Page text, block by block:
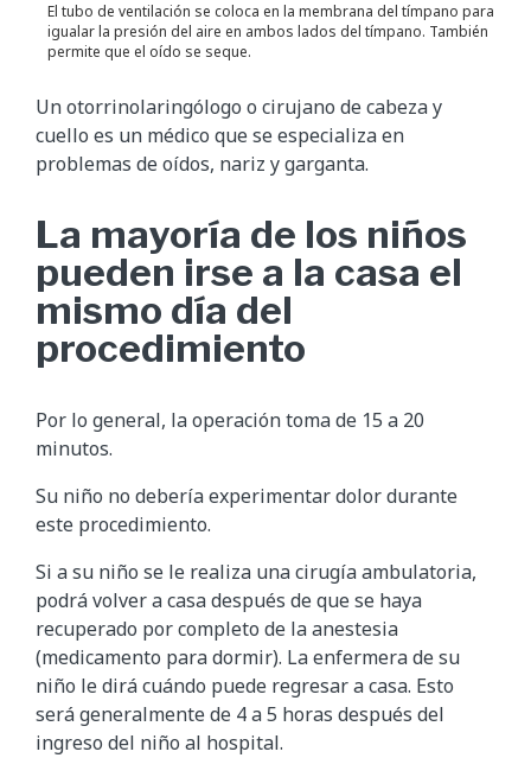
El tubo de ventilación se coloca en la membrana del tímpano para
igualar la presión del aire en ambos lados del tímpano. También
permite que el oído se seque.
Un otorrinolaringólogo o cirujano de cabeza y
cuello es un médico que se especializa en
problemas de oídos, nariz y garganta.
La mayoría de los niños
pueden irse a la casa el
mismo día del
procedimiento
Por lo general, la operación toma de 15 a 20
minutos.
Su niño no debería experimentar dolor durante
este procedimiento.
Si a su niño se le realiza una cirugía ambulatoria,
podrá volver a casa después de que se haya
recuperado por completo de la anestesia
(medicamento para dormir). La enfermera de su
niño le dirá cuándo puede regresar a casa. Esto
será generalmente de 4 a 5 horas después del
ingreso del niño al hospital.